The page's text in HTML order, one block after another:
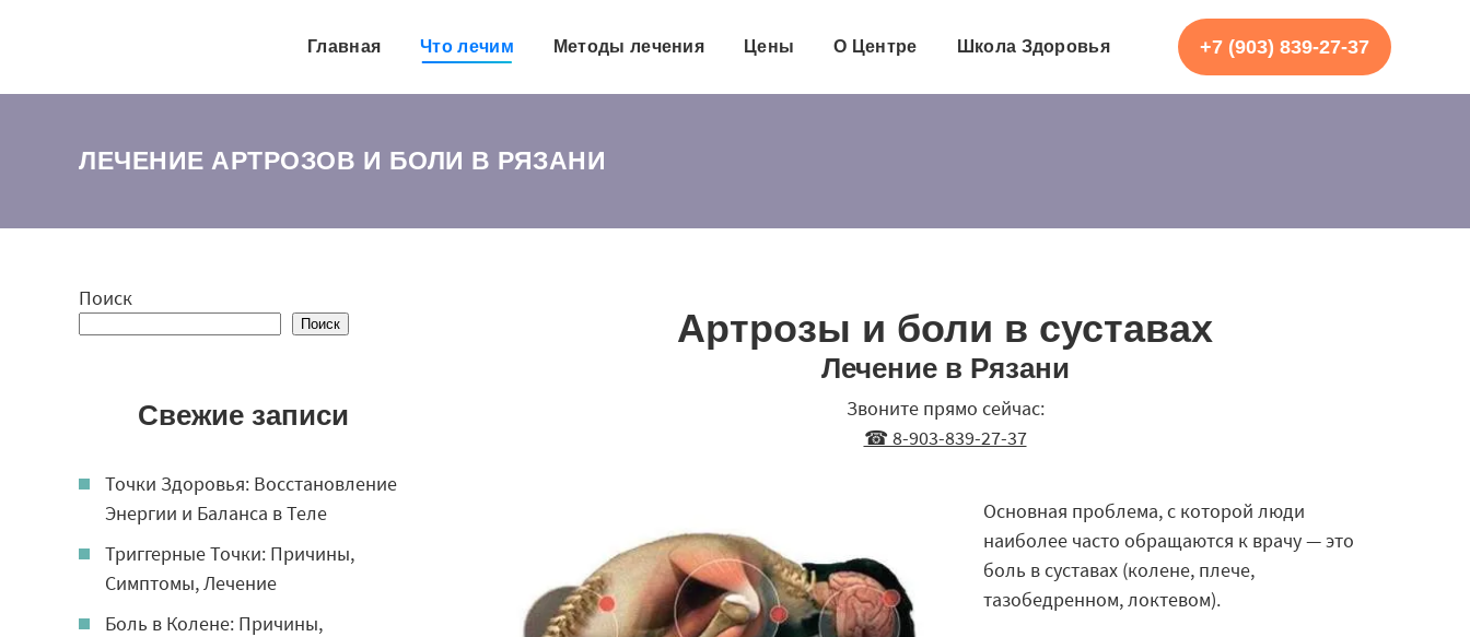
Главная Что лечим Методы лечения Цены О Центре Школа Здоровья +7 (903) 839-27-37
ЛЕЧЕНИЕ АРТРОЗОВ И БОЛИ В РЯЗАНИ
Артрозы и боли в суставах
Лечение в Рязани
Звоните прямо сейчас:
☎ 8-903-839-27-37
Основная проблема, с которой люди
наиболее часто обращаются к врачу — это
боль в суставах (колене, плече,
тазобедренном, локтевом).
Поиск
Поиск
Свежие записи
Точки Здоровья: Восстановление
Энергии и Баланса в Теле
Триггерные Точки: Причины,
Симптомы, Лечение
Боль в Колене: Причины,